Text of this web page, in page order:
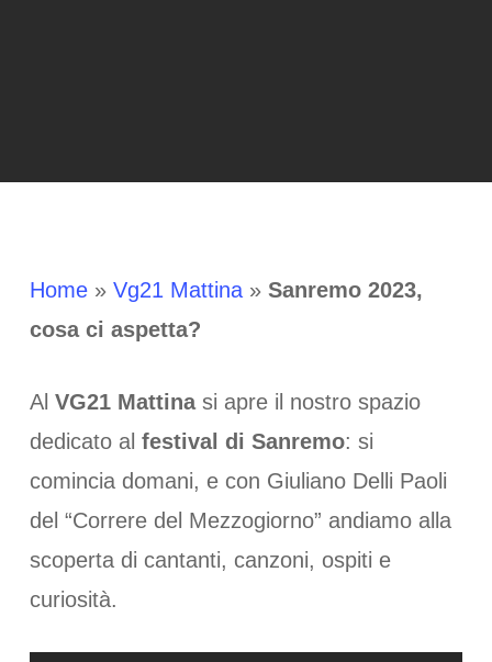
Home» Vg21 Mattina» Sanremo 2023,
cosa ci aspetta?
Al VG21 Mattinasi apre il nostro spazio
dedicato al festival di Sanremo: si
comincia domani, e con Giuliano Delli Paoli
del “Correre del Mezzogiorno” andiamo alla
scoperta di cantanti, canzoni, ospiti e
curiosità.